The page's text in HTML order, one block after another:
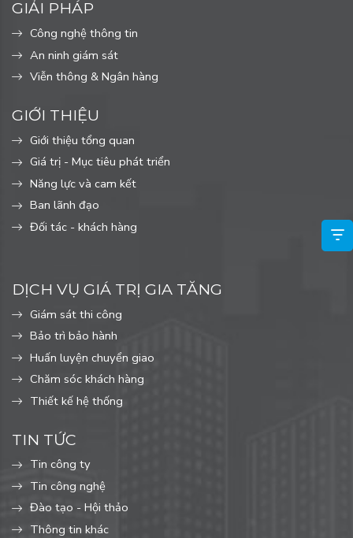
GIẢI PHÁP
Công nghệ thông tin
An ninh giám sát
Viễn thông & Ngân hàng
GIỚI THIỆU
Giới thiệu tổng quan
Giá trị - Mục tiêu phát triển
Năng lực và cam kết
Ban lãnh đạo
Đối tác - khách hàng
DỊCH VỤ GIÁ TRỊ GIA TĂNG
Giám sát thi công
Bảo trì bảo hành
Huấn luyện chuyển giao
Chăm sóc khách hàng
Thiết kế hệ thống
TIN TỨC
Tin công ty
Tin công nghệ
Đào tạo - Hội thảo
Thông tin khác